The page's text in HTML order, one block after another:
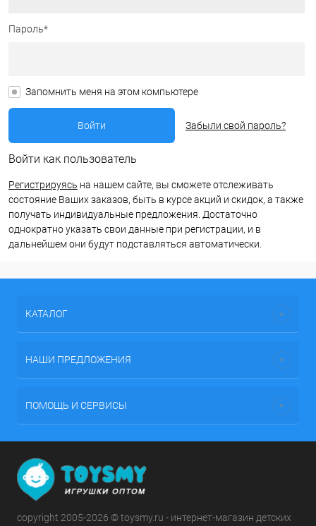
Пароль*
Запомнить меня на этом компьютере
Забыли свой пароль?
Войти как пользователь
Регистрируясь на нашем сайте, вы сможете отслеживать
состояние Ваших заказов, быть в курсе акций и скидок, а также
получать индивидуальные предложения. Достаточно
однократно указать свои данные при регистрации, и в
дальнейшем они будут подставляться автоматически.
КАТАЛОГ
НАШИ ПРЕДЛОЖЕНИЯ
ПОМОЩЬ И СЕРВИСЫ
copyright 2005-2026 © toysmy.ru - интернет-магазин детских